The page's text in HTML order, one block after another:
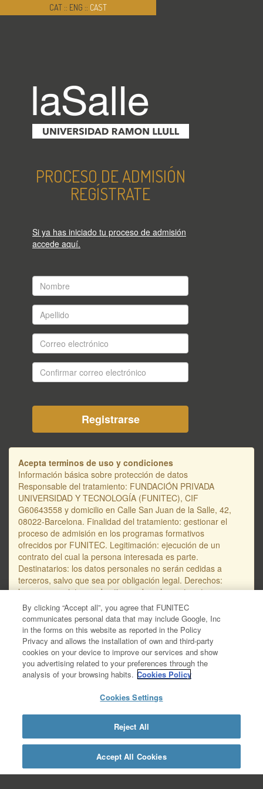
CAT :: ENG :: CAST
PROCESO DE ADMISIÓN
REGÍSTRATE
Si ya has iniciado tu proceso de admisión
accede aquí.
Nombre
*
Apellido
*
Correo
electrónico
*Confirmar
correo
*
Acepta terminos de uso y condiciones
Información básica sobre protección de datos
Responsable del tratamiento: FUNDACIÓN PRIVADA
UNIVERSIDAD Y TECNOLOGÍA (FUNITEC), CIF
G60643558 y domicilio en Calle San Juan de la Salle, 42,
08022-Barcelona. Finalidad del tratamiento: gestionar el
proceso de admisión en los programas formativos
ofrecidos por FUNITEC. Legitimación: ejecución de un
contrato del cual la persona interesada es parte.
Destinatarios: los datos personales no serán cedidas a
terceros, salvo que sea por obligación legal. Derechos:
las personas interesadas tienen derecho, entre otros, a
solicitar el acceso, supresión o rectificación de sus datos
personales, así como a oponerse a su tratamiento. La
dirección de correo electrónico para dirigir solicitudes en
referencia a la protección de los datos personales es
protecciodades@salle.url.edu. Encontraréis información
adicional y detallada sobre protección de datos en la
Política de Privacidad de Datos – RGPD, disponible en
salle/informacio-legal/documentacio-complementaria-
academica/informacio-detallada-gestio-academica.
https://www.salleurl.edu/es/la-salle/informacion-
legal/documentacion-complementaria-politica-
privacidad/informacion-basica-gestion-
academica/informacion-detallada-gestion-academica
By clicking “Accept all”, you agree that FUNITEC
communicates personal data that may include Google, Inc
in the forms on this website as reported in the Policy
Privacy and allows the installation of own and third-party
cookies on your device to improve our services and show
you advertising related to your preferences through the
analysis of your browsing habits. Cookies Policy
Cookies Settings
Reject All
Accept All Cookies